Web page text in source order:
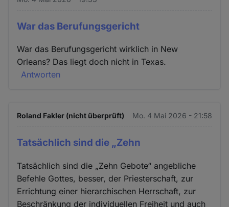
War das Berufungsgericht
War das Berufungsgericht wirklich in New
Orleans? Das liegt doch nicht in Texas.
Antworten
Roland Fakler (nicht überprüft) Mo. 4 Mai 2026 - 21:58
Tatsächlich sind die „Zehn
Tatsächlich sind die „Zehn Gebote“ angebliche
Befehle Gottes, besser, der Priesterschaft, zur
Errichtung einer hierarchischen Herrschaft, zur
Beschränkung der individuellen Freiheit und auch